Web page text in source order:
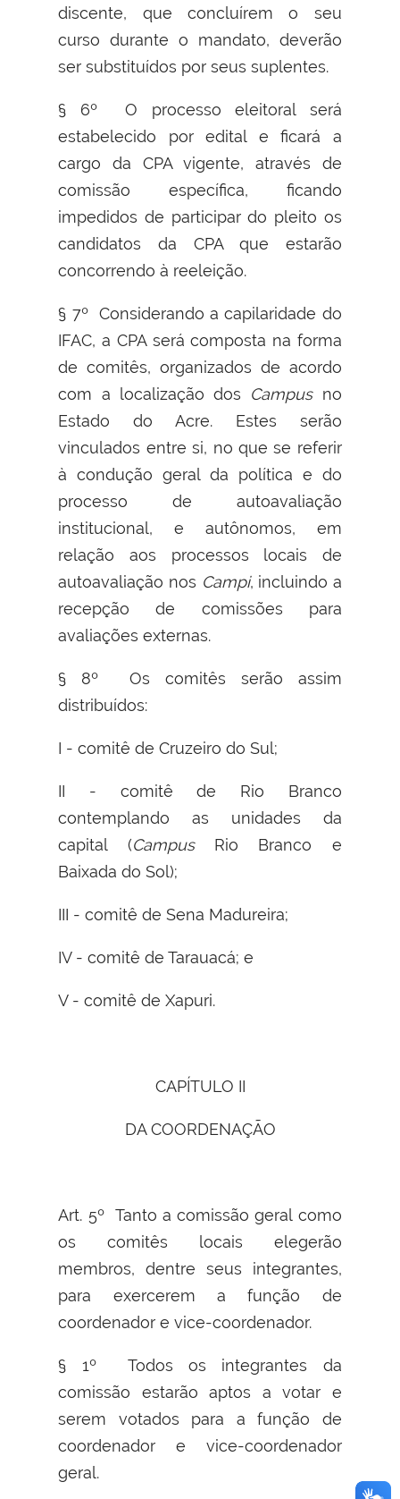
discente, que concluírem o seu
curso durante o mandato, deverão
ser substituídos por seus suplentes.
§ 6º O processo eleitoral será
estabelecido por edital e ficará a
cargo da CPA vigente, através de
comissão específica, ficando
impedidos de participar do pleito os
candidatos da CPA que estarão
concorrendo à reeleição.
§ 7º Considerando a capilaridade do
IFAC, a CPA será composta na forma
de comitês, organizados de acordo
com a localização dos Campusno
Estado do Acre. Estes serão
vinculados entre si, no que se referir
à condução geral da política e do
processo de autoavaliação
institucional, e autônomos, em
relação aos processos locais de
autoavaliação nos Campi, incluindo a
recepção de comissões para
avaliações externas.
§ 8º Os comitês serão assim
distribuídos:
I - comitê de Cruzeiro do Sul;
II - comitê de Rio Branco
contemplando as unidades da
capital (CampusRio Branco e
Baixada do Sol);
III - comitê de Sena Madureira;
IV - comitê de Tarauacá; e
V - comitê de Xapuri.
CAPÍTULO II
DA COORDENAÇÃO
Art. 5º Tanto a comissão geral como
os comitês locais elegerão
membros, dentre seus integrantes,
para exercerem a função de
coordenador e vice-coordenador.
§ 1º Todos os integrantes da
comissão estarão aptos a votar e
serem votados para a função de
coordenador e vice-coordenador
geral.